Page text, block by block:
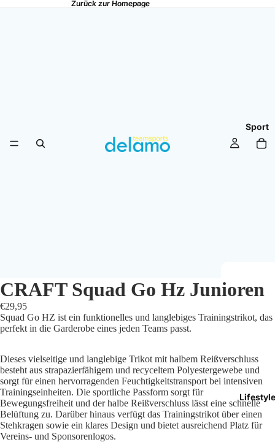
Zurück zur Homepage
Zurück zur Homepage
Sport
Trikots
Shorts
Lifestyle
CRAFT Squad Go Hz Junioren
€29,95
Squad Go HZ ist ein funktionelles und langlebiges Trainingstrikot, das
perfekt in die Garderobe eines jeden Teams passt.
Dieses vielseitige und langlebige Trikot mit halbem Reißverschluss
besteht aus strapazierfähigem und recyceltem Polyestergewebe und
sorgt für einen hervorragenden Feuchtigkeitstransport bei intensiven
Trainingseinheiten. Die sportliche Passform sorgt für
Bewegungsfreiheit und der halbe Reißverschluss lässt eine schnelle
Belüftung zu. Darüber hinaus verfügt das Trainingstrikot über einen
Stehkragen sowie ein klares Design und bietet ausreichend Platz für
Vereins- und Sponsorenlogos.